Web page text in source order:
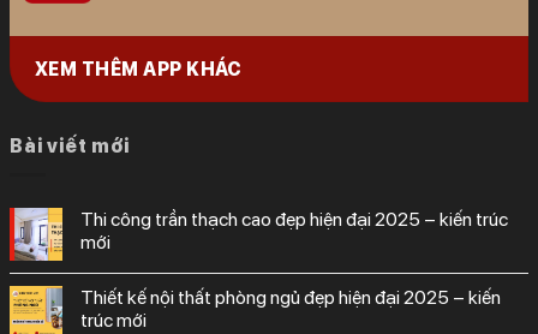
XEM THÊM APP KHÁC
Bài viết mới
thi công trần thạch cao đẹp hiện đại 2025 – kiến trúc
mới
thiết kế nội thất phòng ngủ đẹp hiện đại 2025 – kiến
trúc mới